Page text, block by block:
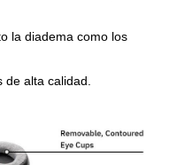
la diadema como los
alta calidad.